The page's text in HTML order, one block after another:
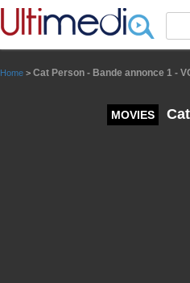
Home > Cat Person - Bande annonce 1 -
MOVIES
Panneau de gestion des cookies